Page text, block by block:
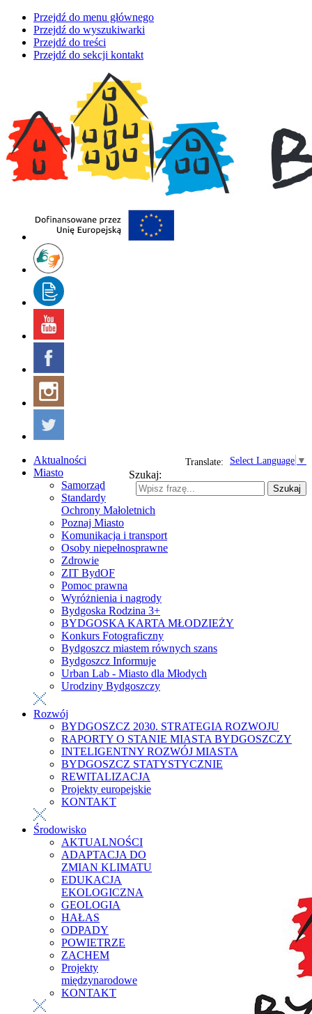
Przejdź do menu głównego
Przejdź do wyszukiwarki
Przejdź do treści
Przejdź do sekcji kontakt
Select Language ▼
Translate:
Szukaj:
Szukaj
Aktualności
Miasto
Samorząd
Standardy
Ochrony Małoletnich
Poznaj Miasto
Komunikacja i transport
Osoby niepełnosprawne
Zdrowie
ZIT BydOF
Pomoc prawna
Wyróżnienia i nagrody
Bydgoska Rodzina 3+
BYDGOSKA KARTA MŁODZIEŻY
Konkurs Fotograficzny
Bydgoszcz miastem równych szans
Bydgoszcz Informuje
Urban Lab - Miasto dla Młodych
Urodziny Bydgoszczy
Rozwój
BYDGOSZCZ 2030. STRATEGIA ROZWOJU
RAPORTY O STANIE MIASTA BYDGOSZCZY
INTELIGENTNY ROZWÓJ MIASTA
BYDGOSZCZ STATYSTYCZNIE
REWITALIZACJA
Projekty europejskie
KONTAKT
Środowisko
AKTUALNOŚCI
ADAPTACJA DO
ZMIAN KLIMATU
EDUKACJA
EKOLOGICZNA
GEOLOGIA
HAŁAS
ODPADY
POWIETRZE
ZACHEM
Projekty
międzynarodowe
KONTAKT